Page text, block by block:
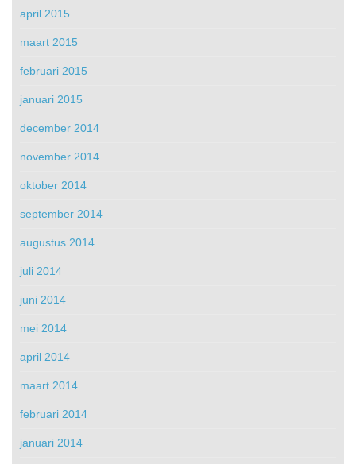
april 2015
maart 2015
februari 2015
januari 2015
december 2014
november 2014
oktober 2014
september 2014
augustus 2014
juli 2014
juni 2014
mei 2014
april 2014
maart 2014
februari 2014
januari 2014